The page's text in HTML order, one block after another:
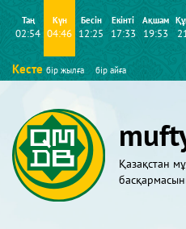
Таң
02:54
Күн
04:46
Бесін
12:25
Екінті
17:33
Ақшам
19:53
Кесте бір жылға бір айға
Қазақстан